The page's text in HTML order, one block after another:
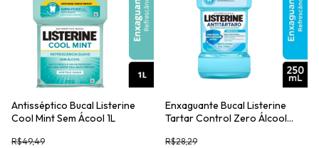
Antisséptico Bucal Listerine
Cool Mint Sem Ácool 1L
R$49,49
Enxaguante Bucal Listerine
Tartar Control Zero Álcool
R$28,29